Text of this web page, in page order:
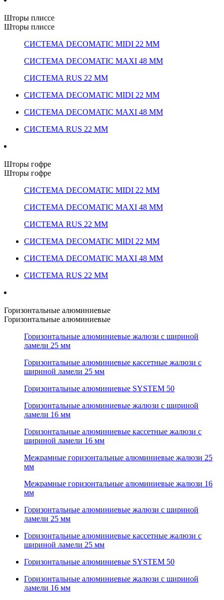
Шторы плиссе
Шторы плиссе
СИСТЕМА DECOMATIC MIDI 22 ММ
СИСТЕМА DECOMATIC MAXI 48 ММ
СИСТЕМА RUS 22 ММ
СИСТЕМА DECOMATIC MIDI 22 ММ
СИСТЕМА DECOMATIC MAXI 48 ММ
СИСТЕМА RUS 22 ММ
Шторы гофре
Шторы гофре
СИСТЕМА DECOMATIC MIDI 22 ММ
СИСТЕМА DECOMATIC MAXI 48 ММ
СИСТЕМА RUS 22 ММ
СИСТЕМА DECOMATIC MIDI 22 ММ
СИСТЕМА DECOMATIC MAXI 48 ММ
СИСТЕМА RUS 22 ММ
Горизонтальные алюминиевые
Горизонтальные алюминиевые
Горизонтальные алюминиевые жалюзи с шириной
ламели 25 мм
Горизонтальные алюминиевые кассетные жалюзи с
шириной ламели 25 мм
Горизонтальные алюминиевые SYSTEM 50
Горизонтальные алюминиевые жалюзи с шириной
ламели 16 мм
Горизонтальные алюминиевые кассетные жалюзи с
шириной ламели 16 мм
Межрамные горизонтальные алюминиевые жалюзи 25
мм
Межрамные горизонтальные алюминиевые жалюзи 16
мм
Горизонтальные алюминиевые жалюзи с шириной
ламели 25 мм
Горизонтальные алюминиевые кассетные жалюзи с
шириной ламели 25 мм
Горизонтальные алюминиевые SYSTEM 50
Горизонтальные алюминиевые жалюзи с шириной
ламели 16 мм